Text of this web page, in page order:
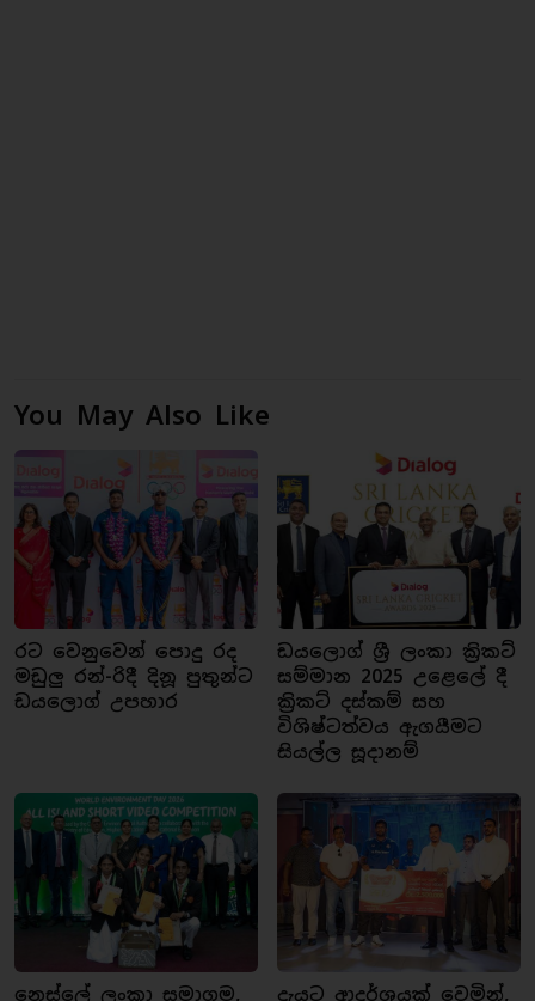
You May Also Like
රට වෙනුවෙන් පොදු රද
මඩුලු රන්-රිදී දිනූ පුතුන්ට
ඩයලොග් උපහාර
ඩයලොග් ශ්‍රී ලංකා ක්‍රිකට්
සම්මාන 2025 උළෙලේ දී
ක්‍රිකට් දස්කම් සහ
විශිෂ්ටත්වය ඇගයීමට
සියල්ල සූදානම්
නෙස්ලේ ලංකා සමාගම,
දැයට ආදර්ශයක් වෙමින්,